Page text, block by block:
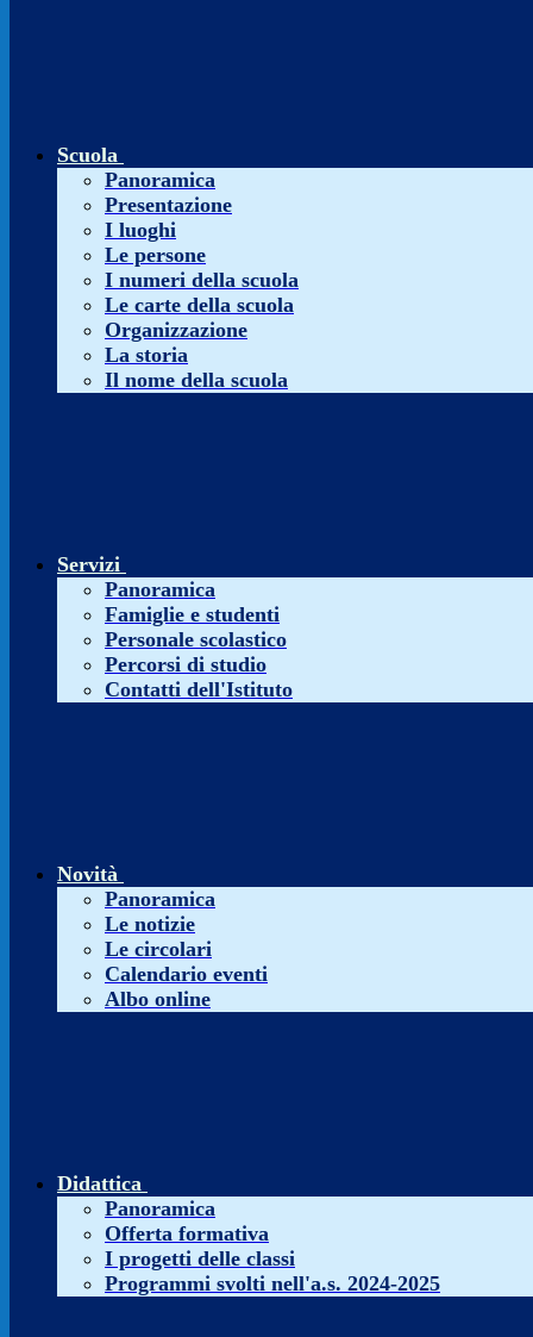
Scuola
Panoramica
Presentazione
I luoghi
Le persone
I numeri della scuola
Le carte della scuola
Organizzazione
La storia
Il nome della scuola
Servizi
Panoramica
Famiglie e studenti
Personale scolastico
Percorsi di studio
Contatti dell'Istituto
Novità
Panoramica
Le notizie
Le circolari
Calendario eventi
Albo online
Didattica
Panoramica
Offerta formativa
I progetti delle classi
Programmi svolti nell'a.s. 2024-2025